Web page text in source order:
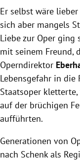
Er selbst wäre
sich aber mangels
Liebe zur Oper ging
mit seinem Freund,
Operndirektor
Lebensgefahr in die
Staatsoper
auf der brüchigen
aufführten.
Generationen von
nach Schenk als